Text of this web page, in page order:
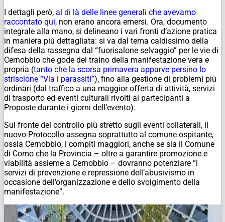
I dettagli però, al di là delle linee generali che avevamo
raccontato qui, non erano ancora emersi. Ora, documento
integrale alla mano, si delineano i vari fronti d’azione pratica
in maniera più dettagliata: si va dal tema caldissimo della
difesa della rassegna dal “fuorisalone selvaggio” per le vie di
Cernobbio che gode del traino della manifestazione vera e
propria (tanto che la scorsa primavera apparve persino lo
striscione “Via i parassiti”), fino alla gestione di problemi più
ordinari (dal traffico a una maggior offerta di attività, servizi
di trasporto ed eventi culturali rivolti ai partecipanti a
Proposte durante i giorni dell’evento).
Sul fronte del controllo più stretto sugli eventi collaterali, il
nuovo Protocollo assegna soprattutto al comune ospitante,
ossia Cernobbio, i compiti maggiori, anche se sia il Comune
di Como che la Provincia – oltre a garantire promozione e
viabilità assieme a Cernobbio – dovranno potenziare “i
servizi di prevenzione e repressione dell’abusivismo in
occasione dell’organizzazione e dello svolgimento della
manifestazione”.